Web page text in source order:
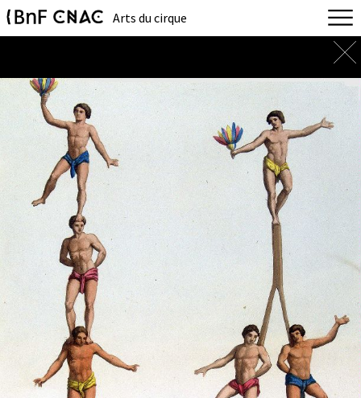
Arts du cirque